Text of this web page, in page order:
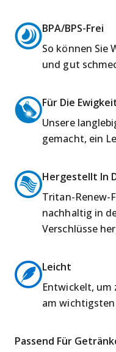
BPA/BPS-Frei
So können Sie
und gut
Für Die
Unsere
gemacht, ein
Hergestellt In
Tritan-Renew-
nachhaltig in
Verschlüsse
Leicht
Entwickelt, um
am
Passend Für